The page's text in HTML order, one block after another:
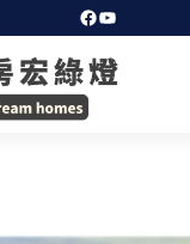
Facebook
YouTube